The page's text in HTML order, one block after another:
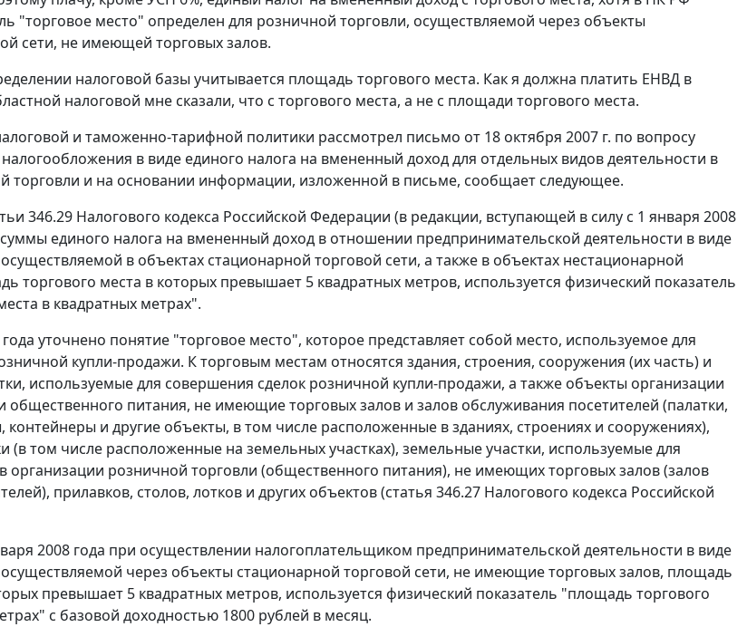
"торговое место" определен для розничной торговли, осуществляемой через объекты
сети, не имеющей торговых залов.
налоговой базы учитывается площадь торгового места. Как я должна платить ЕНВД в
налоговой мне сказали, что с торгового места, а не с площади торгового места.
и таможенно-тарифной политики рассмотрел письмо от 18 октября 2007 г. по вопросу
в виде единого налога на вмененный доход для отдельных видов деятельности в
торговли и на основании информации, изложенной в письме, сообщает следующее.
346.29 Налогового кодекса Российской Федерации (в редакции, вступающей в силу с 1 января 2008
единого налога на вмененный доход в отношении предпринимательской деятельности в виде
в объектах стационарной торговой сети, а также в объектах нестационарной
торгового места в которых превышает 5 квадратных метров, используется физический показатель
в квадратных метрах".
уточнено понятие "торговое место", которое представляет собой место, используемое для
купли-продажи. К торговым местам относятся здания, строения, сооружения (их часть) и
используемые для совершения сделок розничной купли-продажи, а также объекты организации
общественного питания, не имеющие торговых залов и залов обслуживания посетителей (палатки,
контейнеры и другие объекты, в том числе расположенные в зданиях, строениях и сооружениях),
(в том числе расположенные на земельных участках), земельные участки, используемые для
организации розничной торговли (общественного питания), не имеющих торговых залов (залов
прилавков, столов, лотков и других объектов (статья 346.27 Налогового кодекса Российской
2008 года при осуществлении налогоплательщиком предпринимательской деятельности в виде
через объекты стационарной торговой сети, не имеющие торговых залов, площадь
превышает 5 квадратных метров, используется физический показатель "площадь торгового
с базовой доходностью 1800 рублей в месяц.